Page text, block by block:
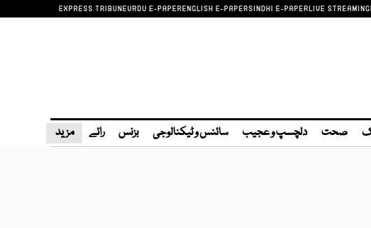
EXPRESS TRIBUNEURDU E-PAPERENGLISH E-PAPERSINDHI E-PAPERLIVE STREAMING
صحت دلچسپ و عجیب سائنس و ٹیکنالوجی بزنس رائے مزید